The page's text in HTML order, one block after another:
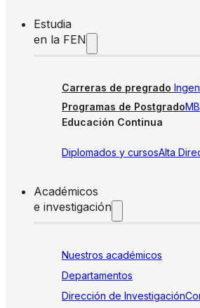
Estudia
en la FEN
Carreras de pregrado
Programas de Postgrado
Educación Continua
Diplomados y cursosAlta
Académicos
e investigación
Nuestros académicos
Departamentos
Dirección de Investigación